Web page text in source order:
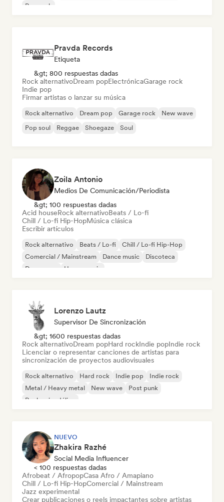
Pop rock
Pravda Records
Etiqueta
&gt; 800 respuestas dadas
Rock alternativoDream popElectrónicaGarage rock
Indie pop
Firmar artistas o lanzar su música
Rock alternativo Dream pop Garage rock
New wave
Pop soul
Reggae Shoegaze Soul
Zoila Antonio
Medios De Comunicación/Periodista
&gt; 100 respuestas dadas
Acid houseRock alternativoBeats / Lo-fi
Chill / Lo-fi Hip-HopMúsica clásica
Escribir artículos
Rock alternativo Beats / Lo-fi
Chill / Lo-fi Hip-Hop
Comercial / Mainstream
Dance music
Discoteca
Dream pop
House music
Lorenzo Lautz
Supervisor De Sincronización
&gt; 1600 respuestas dadas
Rock alternativoDream popHard rockIndie popIndie rock
Licenciar o representar canciones de artistas para
sincronización de proyectos audiovisuales
Rock alternativo Hard rock Indie pop
Indie rock
Metal / Heavy metal
New wave
Post punk
Rock psicodélico
NUEVO
Zhakira Razhé
Social Media Influencer
< 100 respuestas dadas
Afrobeat / AfropopCasa Afro / Amapiano
Chill / Lo-fi Hip-HopComercial / Mainstream
Jazz experimental
Crear publicaciones o reels impactantes sobre artistas